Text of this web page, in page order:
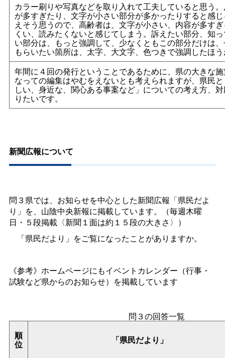
カラー刷りや写真などを取り入れて工夫していると思う
が多すぎたり、文字が小さい部分が多かったりすると感
えそう思うので、高齢者は、文字が小さい、内容が多す
くい、読みたくないと感じてしまう。訴えたい部分、知
い部分は、もっと強調して、少なくともこの部分だけは
もらいたい箇所は、太字、大文字、色つきで強調したほ
年間に４回の発行ということであるために、県の大きな
なっての編集はやむをえないとも考えられますが、県民
しい、身近な、関心ある事案など」についての考え方、
りたいです。
新聞広報について
問３県では、お知らせを中心とした新聞広報「県民だよ
り」を、山陰中央新報に掲載しています。（毎週木曜
日・５段掲載〈新聞１面は約１５段の大きさ〉）
「県民だより」をご覧になったことがありますか。
《参考》ホームページにもイベントカレンダー（行事・
試験など県からのお知らせ）を掲載しています
問３の回答一覧
順
位 「県民だより」